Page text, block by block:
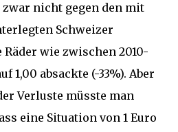
zwar nicht gegen den mit
Schweizer
wie zwischen 2010-
1,00 absackte (-33%). Aber
Verluste müsste man
eine Situation von 1 Euro